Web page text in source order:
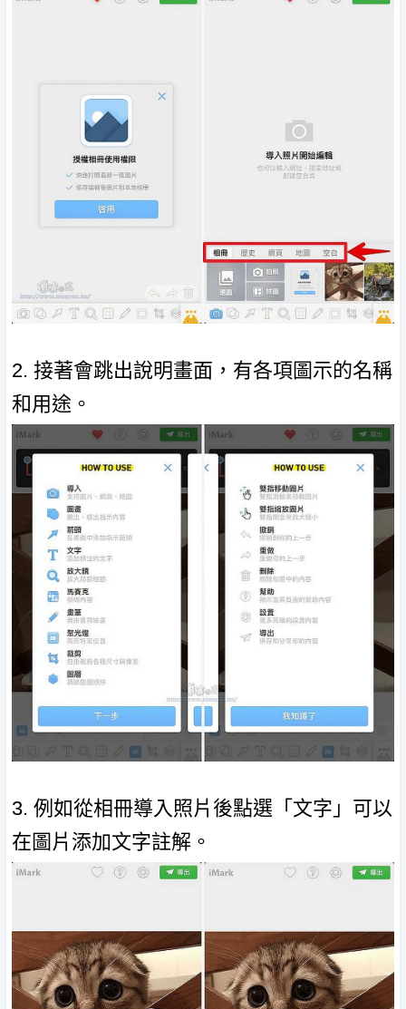
2. 接著會跳出說明畫面，有各項圖示的名稱
和用途。
3. 例如從相冊導入照片後點選「文字」可以
在圖片添加文字註解。